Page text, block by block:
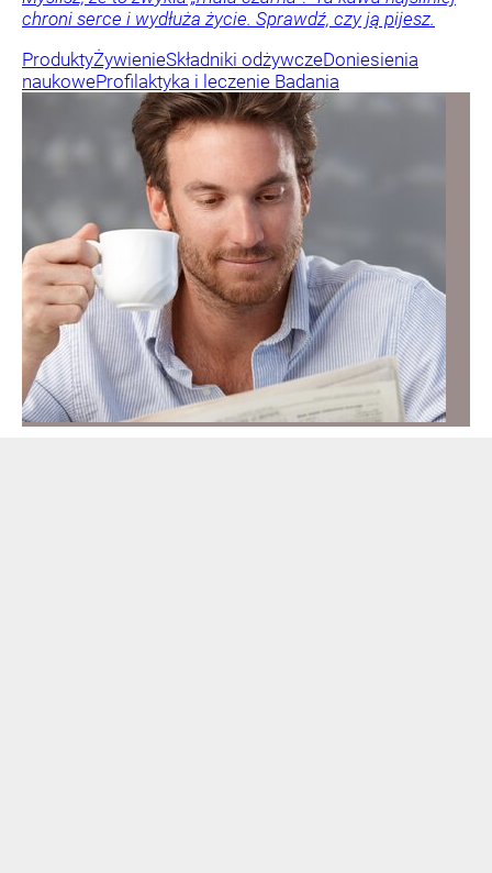
chroni serce i wydłuża życie. Sprawdź, czy ją pijesz.
ProduktyŻywienieSkładniki odżywczeDoniesienia
naukoweProfilaktyka i leczenie Badania